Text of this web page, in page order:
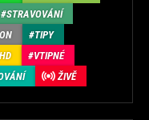
STRAVOVÁNÍ
TIPY
VTIPNÉ
ŽIVĚ